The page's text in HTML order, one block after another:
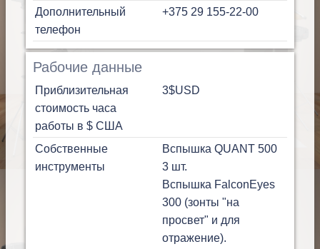
Дополнительный
телефон
+375 29 155-22-00
Рабочие данные
Приблизительная
стоимость часа
работы в $ США
3$USD
Собственные
инструменты
Вспышка QUANT 500
3 шт.
Вспышка FalconEyes
300 (зонты "на
просвет" и для
отражение).